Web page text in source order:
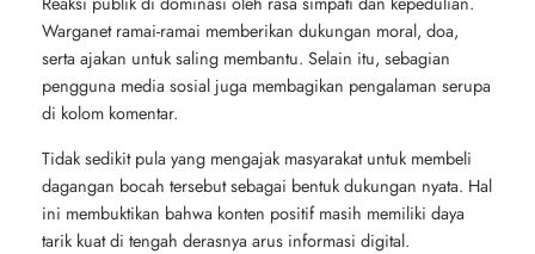
Warganet ramai-ramai memberikan dukungan moral, doa,
serta ajakan untuk saling membantu. Selain itu, sebagian
pengguna media sosial juga membagikan pengalaman serupa
di kolom komentar.
Tidak sedikit pula yang mengajak masyarakat untuk membeli
dagangan bocah tersebut sebagai bentuk dukungan nyata. Hal
ini membuktikan bahwa konten positif masih memiliki daya
tarik kuat di tengah derasnya arus informasi digital.